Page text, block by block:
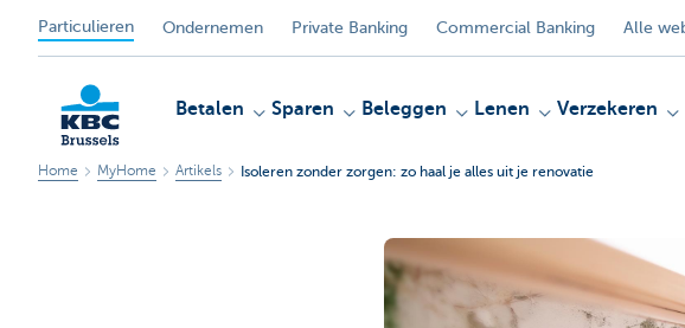
Particulieren Ondernemen Private Banking Commercial Banking Alle
Betalen Sparen Beleggen Lenen Verzekeren
Home MyHome Artikels Isoleren zonder zorgen: zo haal je alles uit je renovatie